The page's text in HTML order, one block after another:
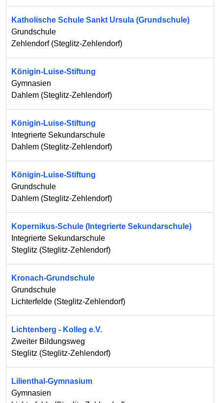
Katholische Schule Sankt Ursula (Grundschule)
Grundschule
Zehlendorf(Steglitz-Zehlendorf)
Königin-Luise-Stiftung
Gymnasien
Dahlem (Steglitz-Zehlendorf)
Königin-Luise-Stiftung
Integrierte Sekundarschule
Dahlem (Steglitz-Zehlendorf)
Königin-Luise-Stiftung
Grundschule
Dahlem (Steglitz-Zehlendorf)
Kopernikus-Schule (Integrierte Sekundarschule)
Integrierte Sekundarschule
Steglitz (Steglitz-Zehlendorf)
Kronach-Grundschule
Grundschule
Lichterfelde (Steglitz-Zehlendorf)
Lichtenberg - Kolleg e.V.
Zweiter Bildungsweg
Steglitz (Steglitz-Zehlendorf)
Lilienthal-Gymnasium
Gymnasien